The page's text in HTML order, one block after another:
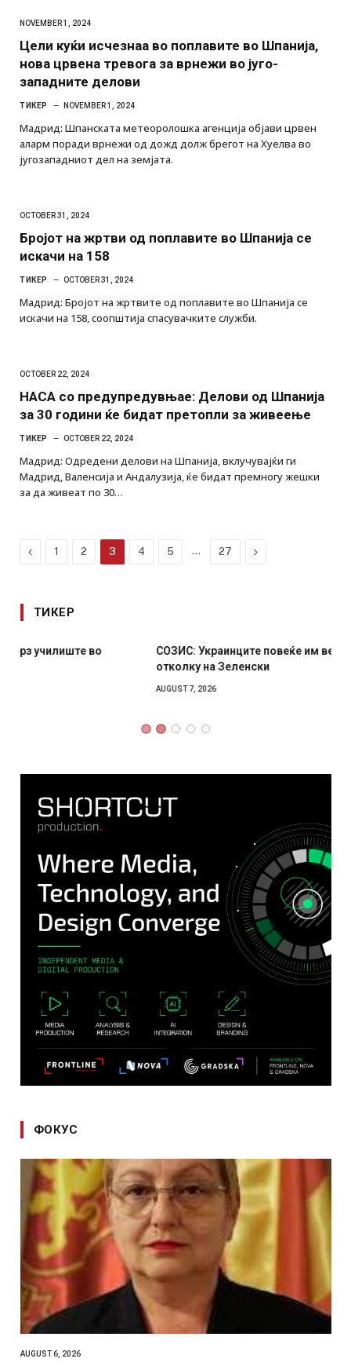
NOVEMBER 1, 2024
Цели куќи исчезнаа во поплавите во Шпанија,
нова црвена тревога за врнежи во југо-
западните делови
ТИКЕР NOVEMBER 1, 2024
Мадрид: Шпанската метеоролошка агенција објави црвен
аларм поради врнежи од дожд долж брегот на Хуелва во
југозападниот дел на земјата.
OCTOBER 31, 2024
Бројот на жртви од поплавите во Шпанија се
искачи на 158
ТИКЕР OCTOBER 31, 2024
Мадрид: Бројот на жртвите од поплавите во Шпанија се
искачи на 158, соопштија спасувачките служби.
OCTOBER 22, 2024
НАСА со предупредувњае: Делови од Шпанија
за 30 години ќе бидат претопли за живеење
ТИКЕР OCTOBER 22, 2024
Мадрид: Одредени делови на Шпанија, вклучувајќи ги
Мадрид, Валенсија и Андалузија, ќе бидат премногу жешки
за да живеат по 30…
Previous
1 2 3 4 5 … 27 Next
ТИКЕР
СОЗИС: Украинците повеќе им веруваат на генералите
ФОКУС
AUGUST 6, 2026